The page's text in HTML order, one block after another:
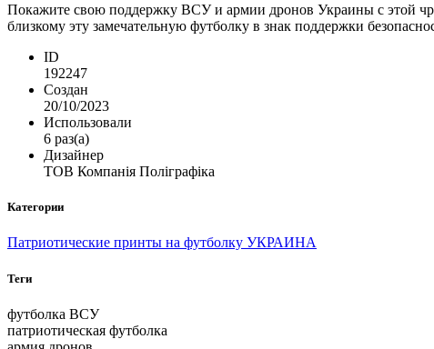
Покажите свою поддержку ВСУ и армии дронов Украины с этой
близкому эту замечательную футболку в знак поддержки
ID
192247
Создан
20/10/2023
Использовали
6 раз(а)
Дизайнер
ТОВ Компанія Поліграфіка
Категории
Патриотические принты на футболку УКРАИНА
Теги
футболка ВСУ
патриотическая футболка